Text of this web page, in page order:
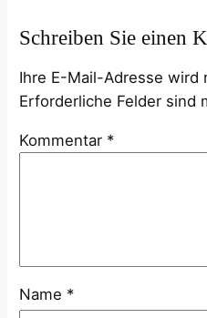
Schreiben Sie einen
Ihre E-Mail-Adresse
Erforderliche Felder sind
Kommentar *
Name *